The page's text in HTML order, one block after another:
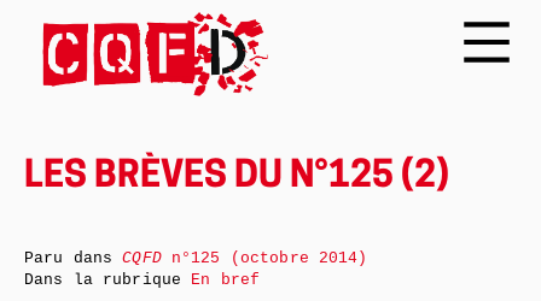
LES BRÈVES DU N°125 (2)
Paru dansCQFDn°125 (octobre 2014)
Dans la rubrique En bref